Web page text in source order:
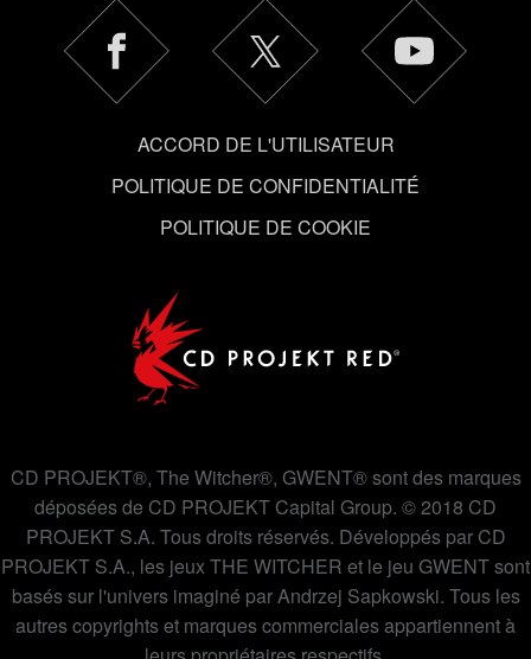
ACCORD DE L'UTILISATEUR
POLITIQUE DE CONFIDENTIALITÉ
POLITIQUE DE COOKIE
CD PROJEKT®, The Witcher®, GWENT® sont des marques
déposées de CD PROJEKT Capital Group. © 2018 CD
PROJEKT S.A. Tous droits réservés. Développés par CD
PROJEKT S.A., les jeux THE WITCHER et le jeu GWENT sont
basés sur l'univers imaginé par Andrzej Sapkowski. Tous les
autres copyrights et marques commerciales appartiennent à